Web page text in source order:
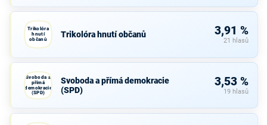
Trikolóra
hnutí
občanů
Trikolóra hnutí občanů 3,91 %
21 hlasů
Svoboda a
přímá
demokracie
(SPD)
Svoboda a přímá demokracie
(SPD)
3,53 %
19 hlasů